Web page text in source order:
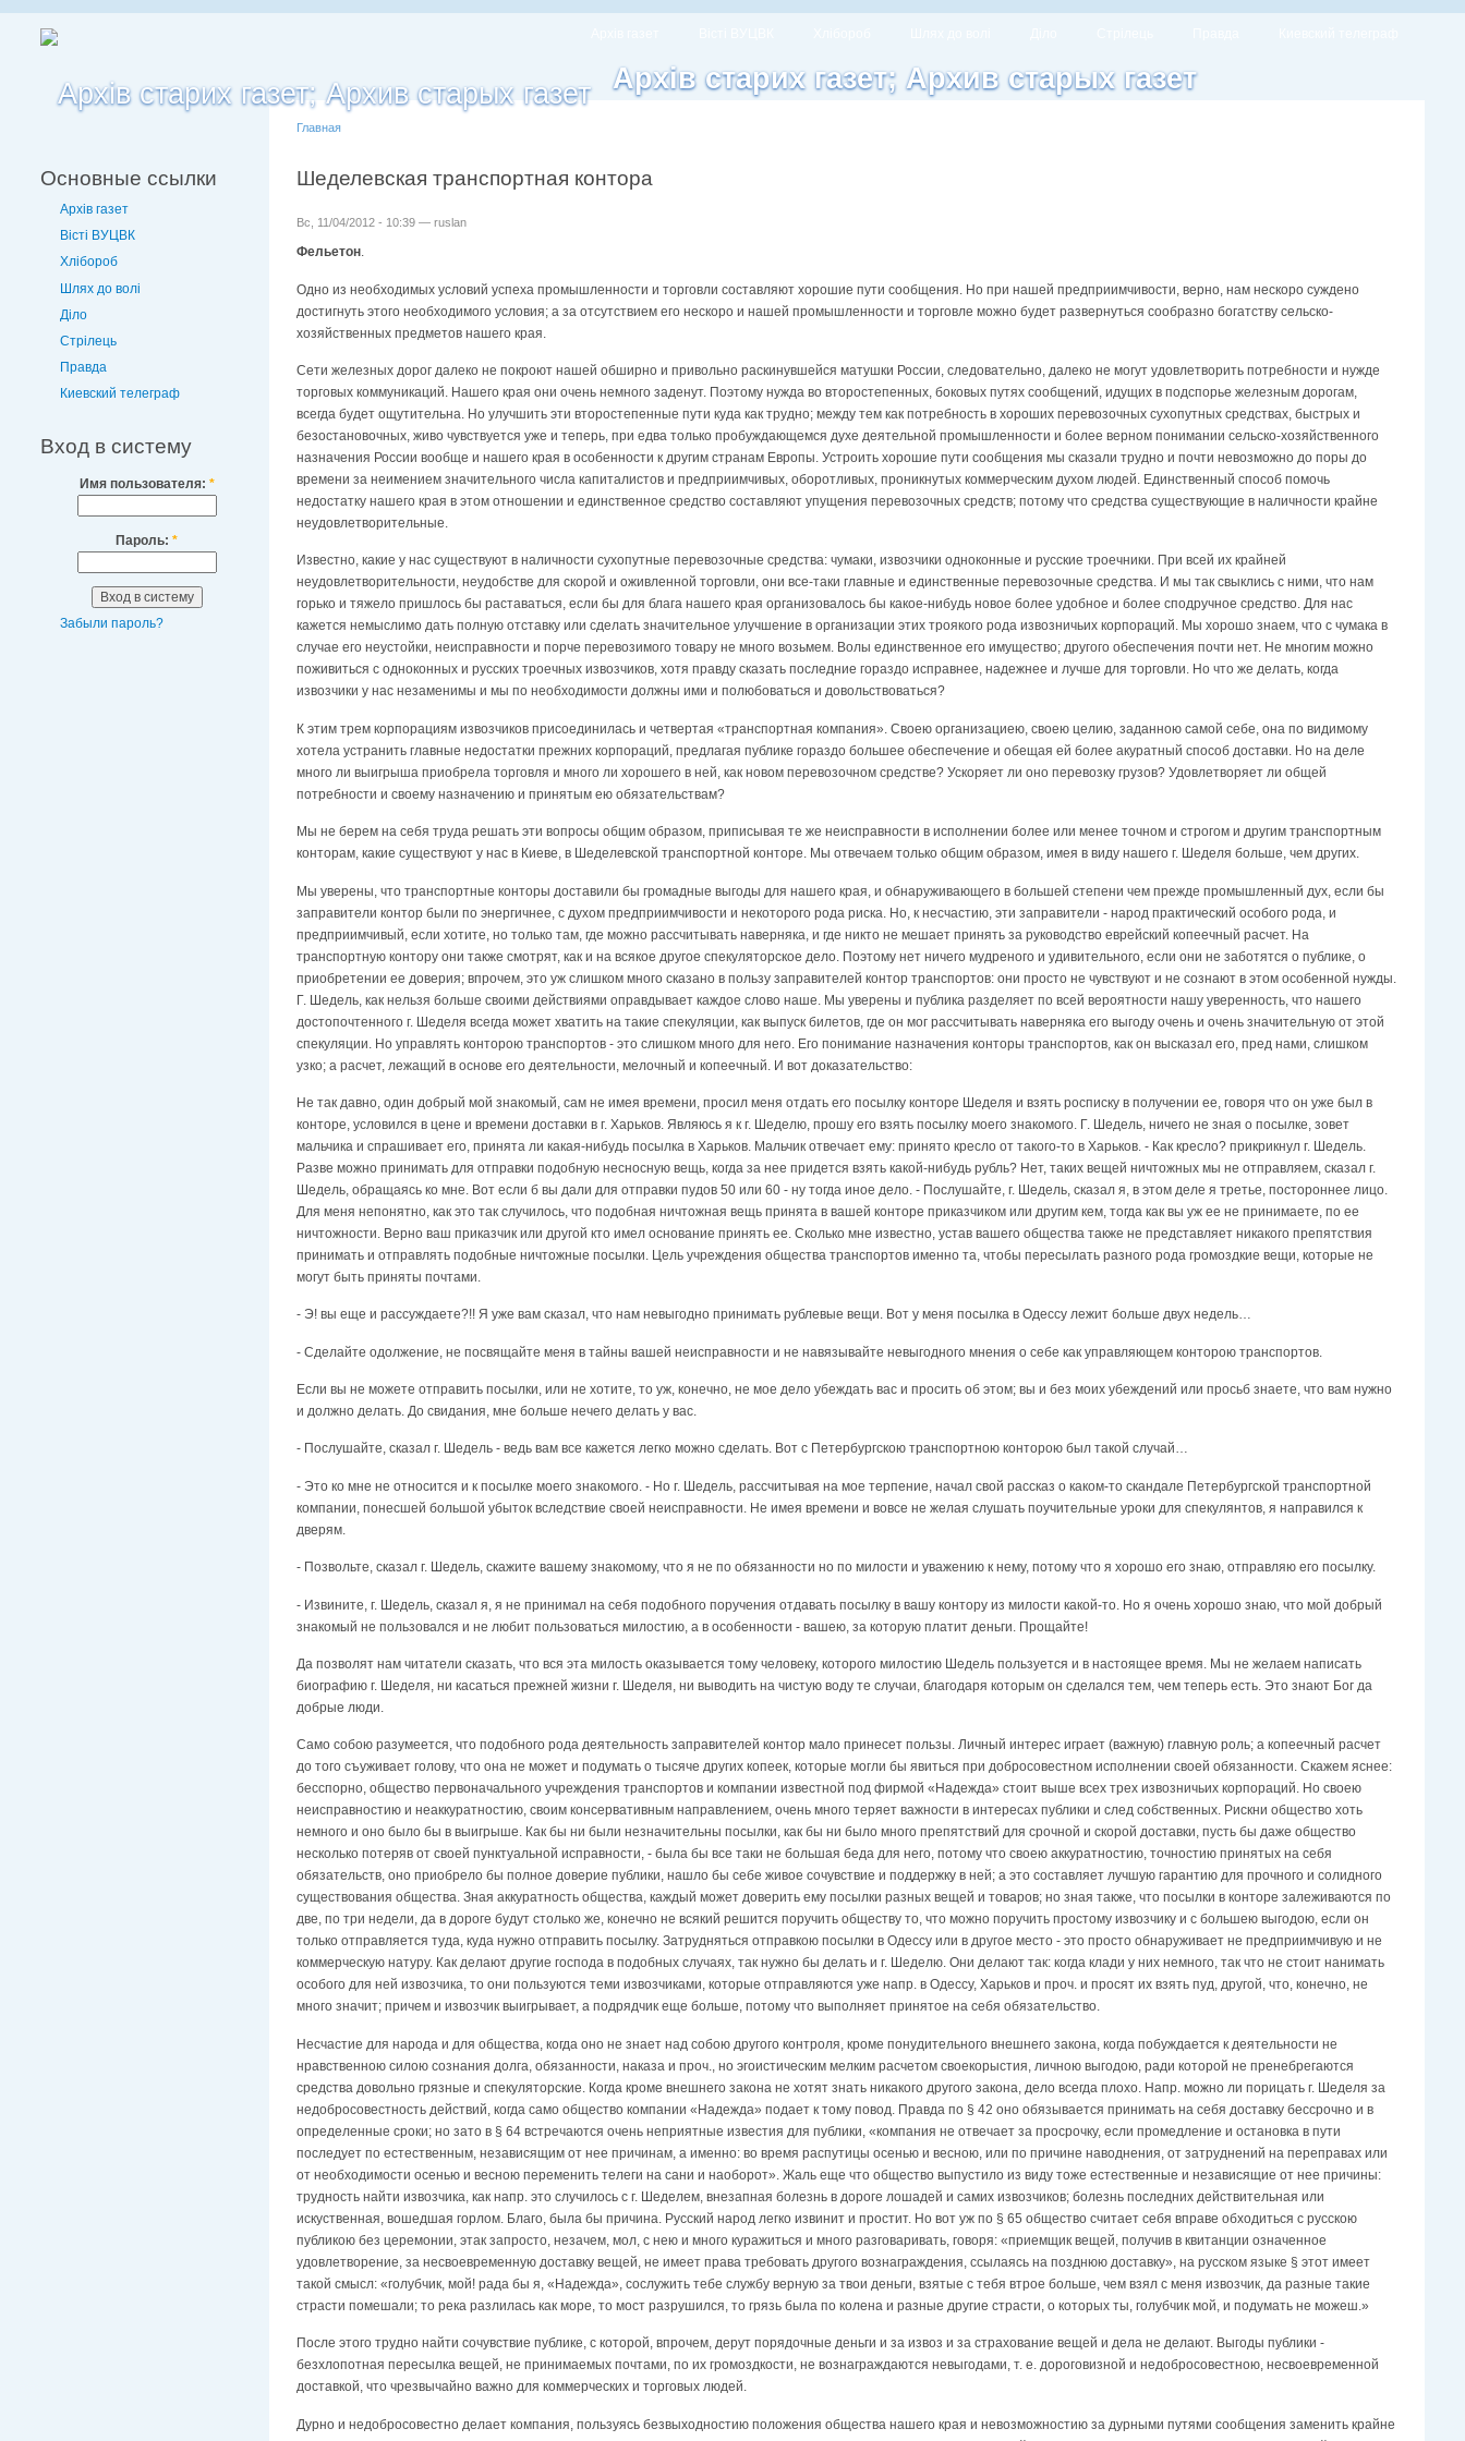
Архів старих газет; Архив старых газет
Основные ссылки
Архів газет
Вісті ВУЦВК
Хлібороб
Шлях до волі
Діло
Стрілець
Правда
Киевский телеграф
Вход в систему
Имя пользователя: *
Пароль: *
Забыли пароль?
Главная
Шеделевская транспортная контора
Вс, 11/04/2012 - 10:39 — ruslan
Фельетон.
Одно из необходимых условий успеха промышленности и торговли составляют хорошие пути сообщения. Но при нашей предприимчивости, верно, нам нескоро суждено
достигнуть этого необходимого условия; а за отсутствием его нескоро и нашей промышленности и торговле можно будет развернуться сообразно богатству сельско-
хозяйственных предметов нашего края.
Сети железных дорог далеко не покроют нашей обширно и привольно раскинувшейся матушки России, следовательно, далеко не могут удовлетворить потребности и нужде
торговых коммуникаций. Нашего края они очень немного заденут. Поэтому нужда во второстепенных, боковых путях сообщений, идущих в подспорье железным дорогам,
всегда будет ощутительна. Но улучшить эти второстепенные пути куда как трудно; между тем как потребность в хороших перевозочных сухопутных средствах, быстрых и
безостановочных, живо чувствуется уже и теперь, при едва только пробуждающемся духе деятельной промышленности и более верном понимании сельско-хозяйственного
назначения России вообще и нашего края в особенности к другим странам Европы. Устроить хорошие пути сообщения мы сказали трудно и почти невозможно до поры до
времени за неимением значительного числа капиталистов и предприимчивых, оборотливых, проникнутых коммерческим духом людей. Единственный способ помочь
недостатку нашего края в этом отношении и единственное средство составляют упущения перевозочных средств; потому что средства существующие в наличности крайне
неудовлетворительные.
Известно, какие у нас существуют в наличности сухопутные перевозочные средства: чумаки, извозчики одноконные и русские троечники. При всей их крайней
неудовлетворительности, неудобстве для скорой и оживленной торговли, они все-таки главные и единственные перевозочные средства. И мы так свыклись с ними, что нам
горько и тяжело пришлось бы раставаться, если бы для блага нашего края организовалось бы какое-нибудь новое более удобное и более сподручное средство. Для нас
кажется немыслимо дать полную отставку или сделать значительное улучшение в организации этих троякого рода извозничьих корпораций. Мы хорошо знаем, что с чумака в
случае его неустойки, неисправности и порче перевозимого товару не много возьмем. Волы единственное его имущество; другого обеспечения почти нет. Не многим можно
поживиться с одноконных и русских троечных извозчиков, хотя правду сказать последние гораздо исправнее, надежнее и лучше для торговли. Но что же делать, когда
извозчики у нас незаменимы и мы по необходимости должны ими и полюбоваться и довольствоваться?
К этим трем корпорациям извозчиков присоединилась и четвертая «транспортная компания». Своею организациею, своею целию, заданною самой себе, она по видимому
хотела устранить главные недостатки прежних корпораций, предлагая публике гораздо большее обеспечение и обещая ей более акуратный способ доставки. Но на деле
много ли выигрыша приобрела торговля и много ли хорошего в ней, как новом перевозочном средстве? Ускоряет ли оно перевозку грузов? Удовлетворяет ли общей
потребности и своему назначению и принятым ею обязательствам?
Мы не берем на себя труда решать эти вопросы общим образом, приписывая те же неисправности в исполнении более или менее точном и строгом и другим транспортным
конторам, какие существуют у нас в Киеве, в Шеделевской транспортной конторе. Мы отвечаем только общим образом, имея в виду нашего г. Шеделя больше, чем других.
Мы уверены, что транспортные конторы доставили бы громадные выгоды для нашего края, и обнаруживающего в большей степени чем прежде промышленный дух, если бы
заправители контор были по энергичнее, с духом предприимчивости и некоторого рода риска. Но, к несчастию, эти заправители - народ практический особого рода, и
предприимчивый, если хотите, но только там, где можно рассчитывать наверняка, и где никто не мешает принять за руководство еврейский копеечный расчет. На
транспортную контору они также смотрят, как и на всякое другое спекуляторское дело. Поэтому нет ничего мудреного и удивительного, если они не заботятся о публике, о
приобретении ее доверия; впрочем, это уж слишком много сказано в пользу заправителей контор транспортов: они просто не чувствуют и не сознают в этом особенной нужды.
Г. Шедель, как нельзя больше своими действиями оправдывает каждое слово наше. Мы уверены и публика разделяет по всей вероятности нашу уверенность, что нашего
достопочтенного г. Шеделя всегда может хватить на такие спекуляции, как выпуск билетов, где он мог рассчитывать наверняка его выгоду очень и очень значительную от этой
спекуляции. Но управлять конторою транспортов - это слишком много для него. Его понимание назначения конторы транспортов, как он высказал его, пред нами, слишком
узко; а расчет, лежащий в основе его деятельности, мелочный и копеечный. И вот доказательство:
Не так давно, один добрый мой знакомый, сам не имея времени, просил меня отдать его посылку конторе Шеделя и взять росписку в получении ее, говоря что он уже был в
конторе, условился в цене и времени доставки в г. Харьков. Являюсь я к г. Шеделю, прошу его взять посылку моего знакомого. Г. Шедель, ничего не зная о посылке, зовет
мальчика и спрашивает его, принята ли какая-нибудь посылка в Харьков. Мальчик отвечает ему: принято кресло от такого-то в Харьков. - Как кресло? прикрикнул г. Шедель.
Разве можно принимать для отправки подобную несносную вещь, когда за нее придется взять какой-нибудь рубль? Нет, таких вещей ничтожных мы не отправляем, сказал г.
Шедель, обращаясь ко мне. Вот если б вы дали для отправки пудов 50 или 60 - ну тогда иное дело. - Послушайте, г. Шедель, сказал я, в этом деле я третье, постороннее лицо.
Для меня непонятно, как это так случилось, что подобная ничтожная вещь принята в вашей конторе приказчиком или другим кем, тогда как вы уж ее не принимаете, по ее
ничтожности. Верно ваш приказчик или другой кто имел основание принять ее. Сколько мне известно, устав вашего общества также не представляет никакого препятствия
принимать и отправлять подобные ничтожные посылки. Цель учреждения общества транспортов именно та, чтобы пересылать разного рода громоздкие вещи, которые не
могут быть приняты почтами.
- Э! вы еще и рассуждаете?!! Я уже вам сказал, что нам невыгодно принимать рублевые вещи. Вот у меня посылка в Одессу лежит больше двух недель…
- Сделайте одолжение, не посвящайте меня в тайны вашей неисправности и не навязывайте невыгодного мнения о себе как управляющем конторою транспортов.
Если вы не можете отправить посылки, или не хотите, то уж, конечно, не мое дело убеждать вас и просить об этом; вы и без моих убеждений или просьб знаете, что вам нужно
и должно делать. До свидания, мне больше нечего делать у вас.
- Послушайте, сказал г. Шедель - ведь вам все кажется легко можно сделать. Вот с Петербургскою транспортною конторою был такой случай…
- Это ко мне не относится и к посылке моего знакомого. - Но г. Шедель, рассчитывая на мое терпение, начал свой рассказ о каком-то скандале Петербургской транспортной
компании, понесшей большой убыток вследствие своей неисправности. Не имея времени и вовсе не желая слушать поучительные уроки для спекулянтов, я направился к
дверям.
- Позвольте, сказал г. Шедель, скажите вашему знакомому, что я не по обязанности но по милости и уважению к нему, потому что я хорошо его знаю, отправляю его посылку.
- Извините, г. Шедель, сказал я, я не принимал на себя подобного поручения отдавать посылку в вашу контору из милости какой-то. Но я очень хорошо знаю, что мой добрый
знакомый не пользовался и не любит пользоваться милостию, а в особенности - вашею, за которую платит деньги. Прощайте!
Да позволят нам читатели сказать, что вся эта милость оказывается тому человеку, которого милостию Шедель пользуется и в настоящее время. Мы не желаем написать
биографию г. Шеделя, ни касаться прежней жизни г. Шеделя, ни выводить на чистую воду те случаи, благодаря которым он сделался тем, чем теперь есть. Это знают Бог да
добрые люди.
Само собою разумеется, что подобного рода деятельность заправителей контор мало принесет пользы. Личный интерес играет (важную) главную роль; а копеечный расчет
до того съуживает голову, что она не может и подумать о тысяче других копеек, которые могли бы явиться при добросовестном исполнении своей обязанности. Скажем яснее:
бесспорно, общество первоначального учреждения транспортов и компании известной под фирмой «Надежда» стоит выше всех трех извозничьих корпораций. Но своею
неисправностию и неаккуратностию, своим консервативным направлением, очень много теряет важности в интересах публики и след собственных. Рискни общество хоть
немного и оно было бы в выигрыше. Как бы ни были незначительны посылки, как бы ни было много препятствий для срочной и скорой доставки, пусть бы даже общество
несколько потеряв от своей пунктуальной исправности, - была бы все таки не большая беда для него, потому что своею аккуратностию, точностию принятых на себя
обязательств, оно приобрело бы полное доверие публики, нашло бы себе живое сочувствие и поддержку в ней; а это составляет лучшую гарантию для прочного и солидного
существования общества. Зная аккуратность общества, каждый может доверить ему посылки разных вещей и товаров; но зная также, что посылки в конторе залеживаются по
две, по три недели, да в дороге будут столько же, конечно не всякий решится поручить обществу то, что можно поручить простому извозчику и с большею выгодою, если он
только отправляется туда, куда нужно отправить посылку. Затрудняться отправкою посылки в Одессу или в другое место - это просто обнаруживает не предприимчивую и не
коммерческую натуру. Как делают другие господа в подобных случаях, так нужно бы делать и г. Шеделю. Они делают так: когда клади у них немного, так что не стоит нанимать
особого для ней извозчика, то они пользуются теми извозчиками, которые отправляются уже напр. в Одессу, Харьков и проч. и просят их взять пуд, другой, что, конечно, не
много значит; причем и извозчик выигрывает, а подрядчик еще больше, потому что выполняет принятое на себя обязательство.
Несчастие для народа и для общества, когда оно не знает над собою другого контроля, кроме понудительного внешнего закона, когда побуждается к деятельности не
нравственною силою сознания долга, обязанности, наказа и проч., но эгоистическим мелким расчетом своекорыстия, личною выгодою, ради которой не пренебрегаются
средства довольно грязные и спекуляторские. Когда кроме внешнего закона не хотят знать никакого другого закона, дело всегда плохо. Напр. можно ли порицать г. Шеделя за
недобросовестность действий, когда само общество компании «Надежда» подает к тому повод. Правда по § 42 оно обязывается принимать на себя доставку бессрочно и в
определенные сроки; но зато в § 64 встречаются очень неприятные известия для публики, «компания не отвечает за просрочку, если промедление и остановка в пути
последует по естественным, независящим от нее причинам, а именно: во время распутицы осенью и весною, или по причине наводнения, от затруднений на переправах или
от необходимости осенью и весною переменить телеги на сани и наоборот». Жаль еще что общество выпустило из виду тоже естественные и независящие от нее причины:
трудность найти извозчика, как напр. это случилось с г. Шеделем, внезапная болезнь в дороге лошадей и самих извозчиков; болезнь последних действительная или
искуственная, вошедшая горлом. Благо, была бы причина. Русский народ легко извинит и простит. Но вот уж по § 65 общество считает себя вправе обходиться с русскою
публикою без церемонии, этак запросто, незачем, мол, с нею и много куражиться и много разговаривать, говоря: «приемщик вещей, получив в квитанции означенное
удовлетворение, за несвоевременную доставку вещей, не имеет права требовать другого вознаграждения, ссылаясь на позднюю доставку», на русском языке § этот имеет
такой смысл: «голубчик, мой! рада бы я, «Надежда», сослужить тебе службу верную за твои деньги, взятые с тебя втрое больше, чем взял с меня извозчик, да разные такие
страсти помешали; то река разлилась как море, то мост разрушился, то грязь была по колена и разные другие страсти, о которых ты, голубчик мой, и подумать не можеш.»
После этого трудно найти сочувствие публике, с которой, впрочем, дерут порядочные деньги и за извоз и за страхование вещей и дела не делают. Выгоды публики -
безхлопотная пересылка вещей, не принимаемых почтами, по их громоздкости, не вознаграждаются невыгодами, т. е. дороговизной и недобросовестною, несвоевременной
доставкой, что чрезвычайно важно для коммерческих и торговых людей.
Дурно и недобросовестно делает компания, пользуясь безвыходностию положения общества нашего края и невозможностию за дурными путями сообщения заменить крайне